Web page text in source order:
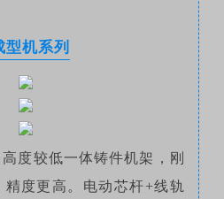
机系列
度较低一体铸件机架，刚
度更高。电动芯杆+线轨